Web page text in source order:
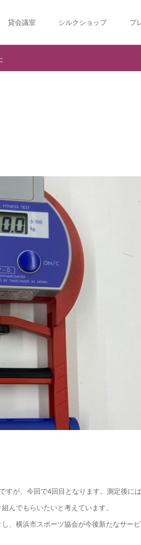
貸会議室 シルクショップ プ
が、今回で4回目となります。測定後に
んでもらいたいと考えています。
、横浜市スポーツ協会が今後新たなサー